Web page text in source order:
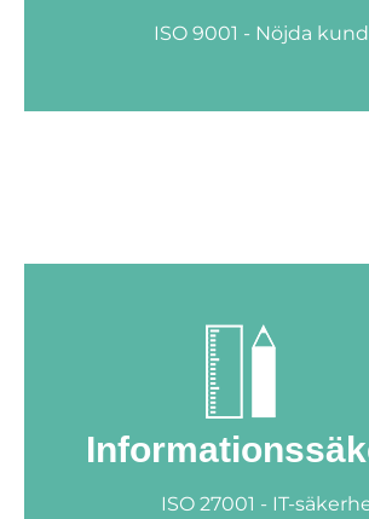
ISO 9001 - Nöjda
ISO 27001 - IT-